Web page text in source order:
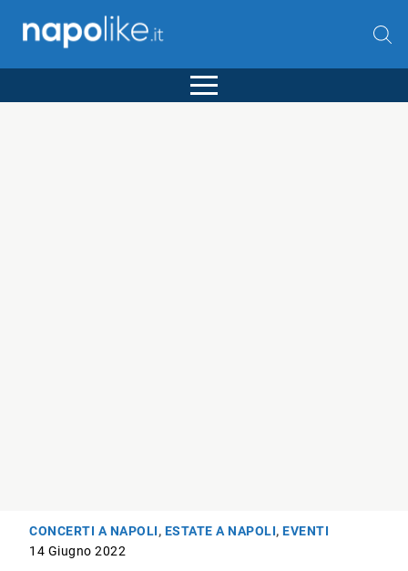
CONCERTI A NAPOLI, ESTATE A NAPOLI,EVENTI
14 Giugno 2022